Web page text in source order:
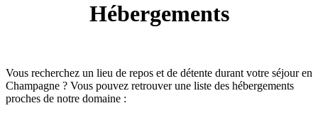
Hébergements
Vous recherchez un lieu de repos et de détente durant votre séjour en
Champagne ? Vous pouvez retrouver une liste des hébergements
proches de notre domaine :